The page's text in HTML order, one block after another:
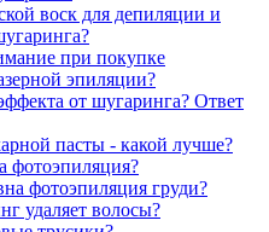
воск для депиляции и
при покупке
эпиляции?
от шугаринга? Ответ
пасты - какой лучше?
фотоэпиляция?
фотоэпиляция груди?
удаляет волосы?